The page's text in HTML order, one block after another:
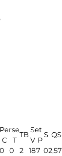
Perse
TB
Set
S QS
C T V P
0 0 2 187 02,57